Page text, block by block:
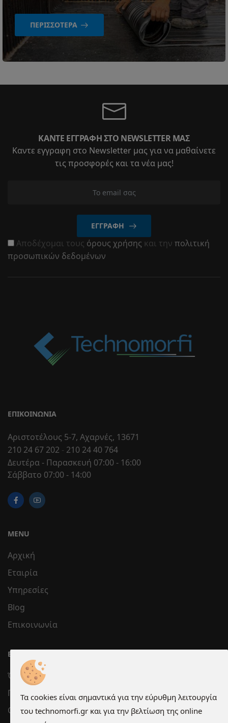
ΠΕΡΙΣΣΌΤΕΡΑ
ΚΆΝΤΕ ΕΓΓΡΑΦΉ ΣΤΟ NEWSLETTER ΜΑΣ
Καντε εγγραφη στο Newsletter μας για να μαθαίνετε
τις προσφορές και τα νέα μας!
ΕΓΓΡΑΦΉ
Αποδέχομαι τους όρους χρήσης και την πολιτική
προσωπικών δεδομένων
ΕΠΙΚΟΙΝΩΝΊΑ
Αριστοτέλους 5-7, Αχαρνές, 13671
210 24 67 202 - 210 24 40 764
Δευτέρα - Παρασκευή 07:00 - 16:00
Σάββατο 07:00 - 14:00
MENU
Αρχική
Εταιρία
Υπηρεσίες
Blog
Επικοινωνία
ΕΞΥΠΗΡΈΤΗΣΗ
Όροι χρήσης
Προστασία Προσωπικών Δεδομένων
Cookies
Τα cookies είναι σημαντικά για την εύρυθμη λειτουργία
του technomorfi.gr και για την βελτίωση της online